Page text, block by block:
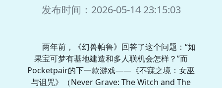
发布时间：2026-05-14 23:15:03
两年前，《幻兽帕鲁》回答了这个问题：“如
果宝可梦有基地建造和多人联机会怎样？”而
Pocketpair的下一款游戏——《不寐之境：女巫
与诅咒》（Never Grave: The Witch and The